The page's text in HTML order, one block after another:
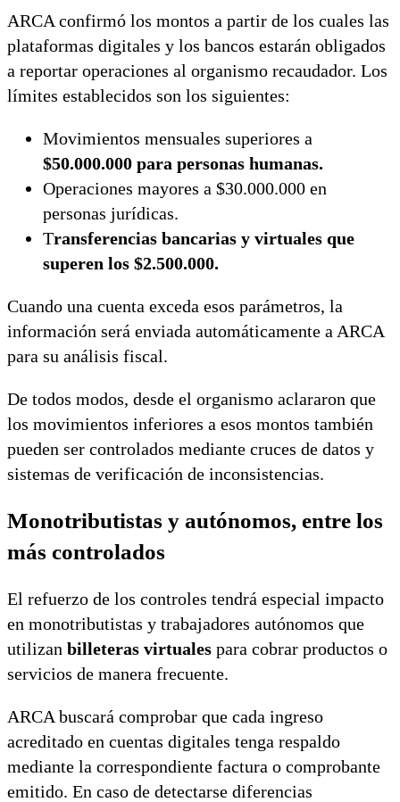
ARCA confirmó los montos a partir de los cuales las
plataformas digitales y los bancos estarán obligados
a reportar operaciones al organismo recaudador. Los
límites establecidos son los siguientes:
Movimientos mensuales superiores a
$50.000.000 para personas humanas.
Operaciones mayores a $30.000.000 en
personas jurídicas.
Transferencias bancarias y virtuales que
superen los $2.500.000.
Cuando una cuenta exceda esos parámetros, la
información será enviada automáticamente a ARCA
para su análisis fiscal.
De todos modos, desde el organismo aclararon que
los movimientos inferiores a esos montos también
pueden ser controlados mediante cruces de datos y
sistemas de verificación de inconsistencias.
Monotributistas y autónomos, entre los
más controlados
El refuerzo de los controles tendrá especial impacto
en monotributistas y trabajadores autónomos que
utilizan billeteras virtuales para cobrar productos o
servicios de manera frecuente.
ARCA buscará comprobar que cada ingreso
acreditado en cuentas digitales tenga respaldo
mediante la correspondiente factura o comprobante
emitido. En caso de detectarse diferencias